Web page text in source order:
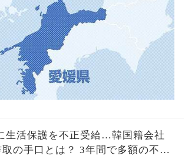
生活保護を不正受給…韓国籍会社
の手口とは？ 3年間で多額の不正